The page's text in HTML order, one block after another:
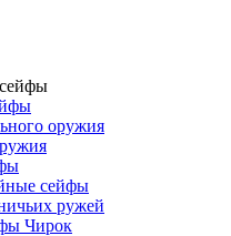
оружия
сейфы
ружей
Чирок